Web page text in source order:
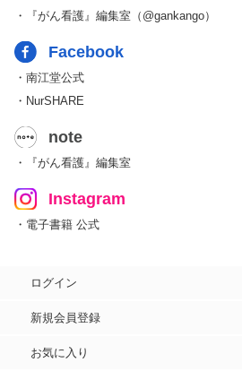
・『がん看護』編集室（@gankango）
Facebook
・南江堂公式
・NurSHARE
note
・『がん看護』編集室
Instagram
・電子書籍 公式
ログイン
新規会員登録
お気に入り